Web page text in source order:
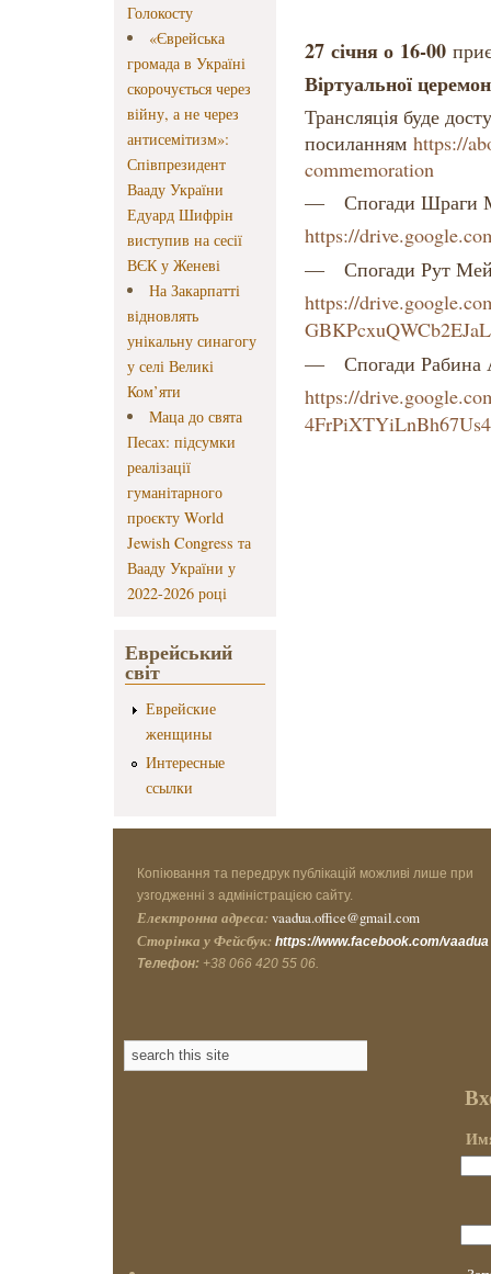
Голокосту
«Єврейська
громада в Україні
скорочується через
війну, а не через
антисемітизм»:
Співпрезидент
Вааду України
Едуард Шифрін
виступив на сесії
ВЄК у Женеві
На Закарпатті
відновлять
унікальну синагогу
у селі Великі
Ком’яти
Маца до свята
Песах: підсумки
реалізації
гуманітарного
проєкту World
Jewish Congress та
Вааду України у
2022-2026 році
Еврейський
світ
Еврейские
женщины
Интересные
ссылки
27 січня о 16-00
Віртуальної
Трансляція буде
посиланням https://
commemoration
— Спогади Шраги
https://
— Спогади Рут
https://
— Спогади Рабина
https://
Копіювання та передрук публікацій можливі лише при
узгодженні з адміністрацією сайту.
Електронна адреса: vaadua.office@gmail.com
Сторінка у Фейсбук: https://www.facebook.com/vaadua
Телефон: +38 066 420 55 06.